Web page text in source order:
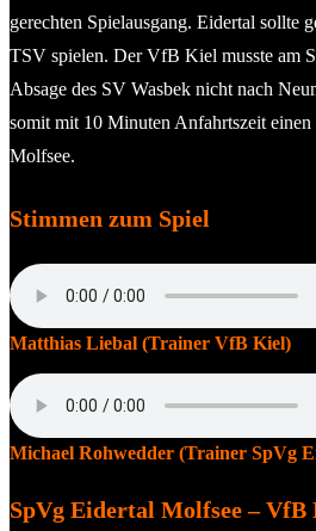
gerechten Spielausgang. Eidertal sollte
TSV spielen. Der VfB Kiel musste am
Absage des SV Wasbek nicht nach
somit mit 10 Minuten Anfahrtszeit einen
Molfsee.
Stimmen zum Spiel
Matthias Liebal (Trainer VfB Kiel)
Michael Rohwedder (Trainer SpVg
SpVg Eidertal Molfsee – VfB